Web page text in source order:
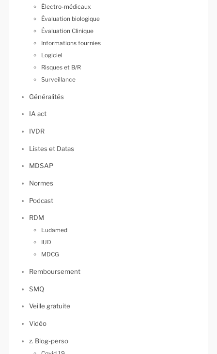
Électro-médicaux
Évaluation biologique
Évaluation Clinique
Informations fournies
Logiciel
Risques et B/R
Surveillance
Généralités
IA act
IVDR
Listes et Datas
MDSAP
Normes
Podcast
RDM
Eudamed
IUD
MDCG
Remboursement
SMQ
Veille gratuite
Vidéo
z. Blog-perso